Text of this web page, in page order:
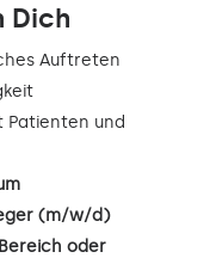
Dich
Auftreten
Patienten und
(m/w/d)
oder